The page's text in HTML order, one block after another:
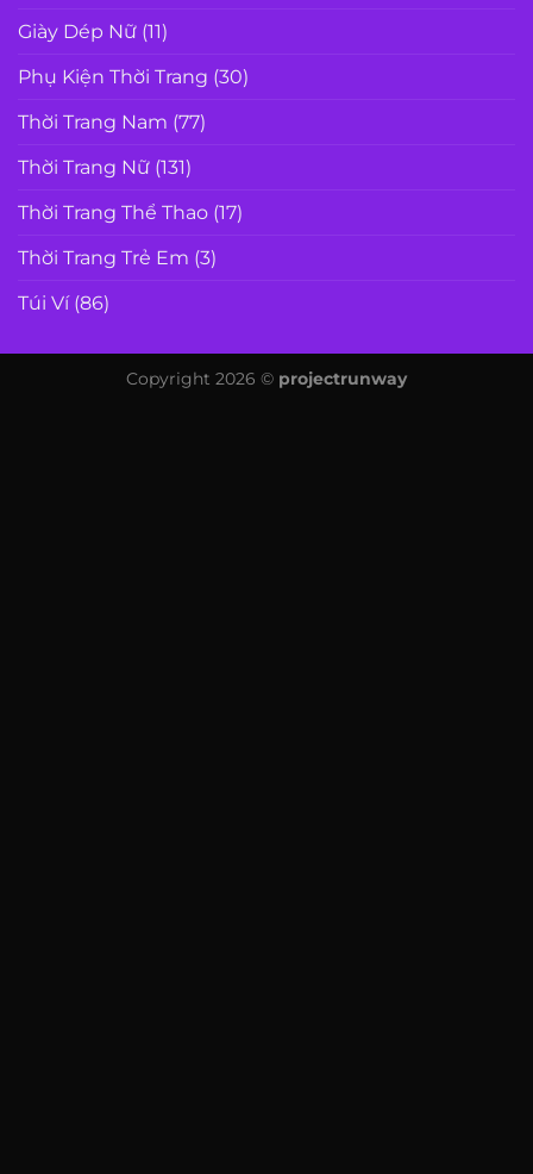
Giày Dép Nữ (11)
Phụ Kiện Thời Trang (30)
Thời Trang Nam (77)
Thời Trang Nữ (131)
Thời Trang Thể Thao (17)
Thời Trang Trẻ Em (3)
Túi Ví(86)
Copyright 2026 © projectrunway